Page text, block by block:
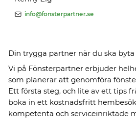
info@fonsterpartner.se
Din trygga partner när du ska
Vi på Fönsterpartner erbjuder
som planerar att genomföra
Ett första steg, och lite av ett tips
boka in ett kostnadsfritt
kompetenta och serviceinriktade